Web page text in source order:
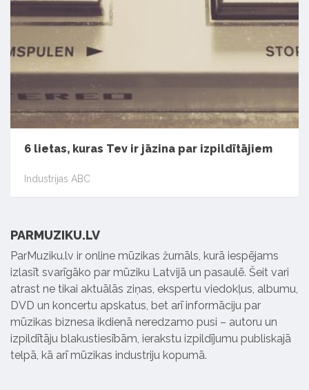
6 lietas, kuras Tev ir jāzina par izpildītājiem
Industrijas ABC
PARMUZIKU.LV
ParMuziku.lv ir online mūzikas žurnāls, kurā iespējams
izlasīt svarīgāko par mūziku Latvijā un pasaulē. Šeit vari
atrast ne tikai aktuālās ziņas, ekspertu viedokļus, albumu,
DVD un koncertu apskatus, bet arī informāciju par
mūzikas biznesa ikdienā neredzamo pusi – autoru un
izpildītāju blakustiesībām, ierakstu izpildījumu publiskajā
telpā, kā arī mūzikas industriju kopumā.